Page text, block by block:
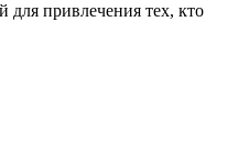
для привлечения тех, кто